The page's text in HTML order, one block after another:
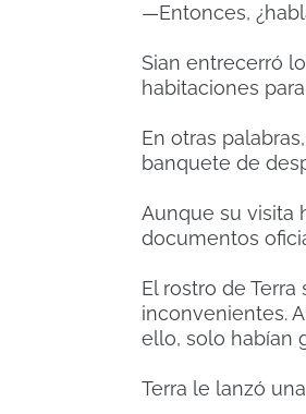
—Entonces,
Sian entrecerró
habitaciones
En otras
banquete de
Aunque su visita
documentos
El rostro de
inconvenientes.
ello, solo habían
Terra le lanzó